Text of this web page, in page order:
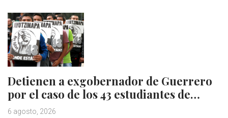
Detienen a exgobernador de Guerrero
por el caso de los 43 estudiantes de…
6 agosto, 2026